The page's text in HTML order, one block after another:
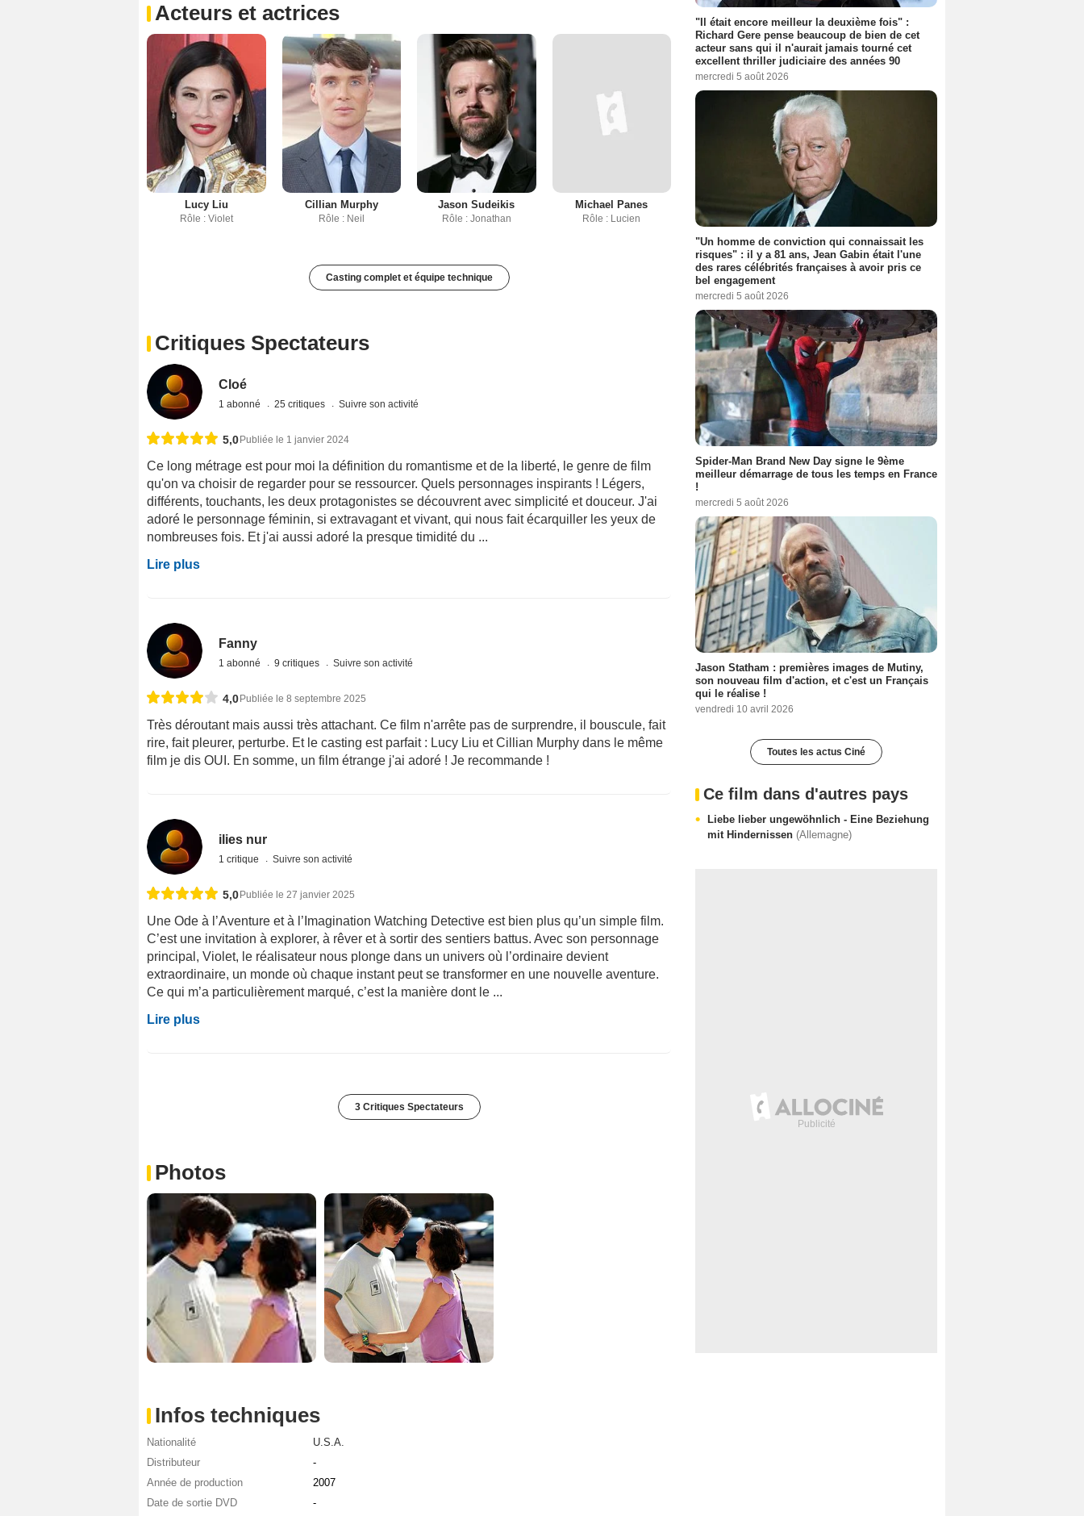
Acteurs et actrices
Lucy Liu
Rôle : Violet
Cillian Murphy
Rôle : Neil
Jason Sudeikis
Rôle : Jonathan
Michael Panes
Rôle : Lucien
Casting complet et équipe technique
Critiques Spectateurs
Cloé
1 abonné 25 critiques Suivre son activité
5,0 Publiée le 1 janvier 2024
Ce long métrage est pour moi la définition du romantisme et de la liberté, le genre de film
qu'on va choisir de regarder pour se ressourcer. Quels personnages inspirants ! Légers,
différents, touchants, les deux protagonistes se découvrent avec simplicité et douceur. J'ai
adoré le personnage féminin, si extravagant et vivant, qui nous fait écarquiller les yeux de
nombreuses fois. Et j'ai aussi adoré la presque timidité du ...
Lire plus
Fanny
1 abonné 9 critiques Suivre son activité
4,0 Publiée le 8 septembre 2025
Très déroutant mais aussi très attachant. Ce film n'arrête pas de surprendre, il bouscule, fait
rire, fait pleurer, perturbe. Et le casting est parfait : Lucy Liu et Cillian Murphy dans le même
film je dis OUI. En somme, un film étrange j'ai adoré ! Je recommande !
ilies nur
1 critique Suivre son activité
5,0 Publiée le 27 janvier 2025
Une Ode à l’Aventure et à l’Imagination Watching Detective est bien plus qu’un simple film.
C’est une invitation à explorer, à rêver et à sortir des sentiers battus. Avec son personnage
principal, Violet, le réalisateur nous plonge dans un univers où l’ordinaire devient
extraordinaire, un monde où chaque instant peut se transformer en une nouvelle aventure.
Ce qui m’a particulièrement marqué, c’est la manière dont le ...
Lire plus
3 Critiques Spectateurs
Photos
Infos techniques
Nationalité
U.S.A.
Distributeur
-
Année de production
2007
Date de sortie DVD
-
"Il était encore meilleur la deuxième fois" :
Richard Gere pense beaucoup de bien de cet
acteur sans qui il n'aurait jamais tourné cet
excellent thriller judiciaire des années 90
mercredi 5 août 2026
"Un homme de conviction qui connaissait les
risques" : il y a 81 ans, Jean Gabin était l'une
des rares célébrités françaises à avoir pris ce
bel engagement
mercredi 5 août 2026
Spider-Man Brand New Day signe le 9ème
meilleur démarrage de tous les temps en France
!
mercredi 5 août 2026
Jason Statham : premières images de Mutiny,
son nouveau film d'action, et c'est un Français
qui le réalise !
vendredi 10 avril 2026
Toutes les actus Ciné
Ce film dans d'autres pays
Liebe lieber ungewöhnlich - Eine Beziehung
mit Hindernissen (Allemagne)